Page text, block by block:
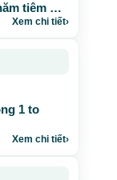
tiêm mỡ
Xem chi tiết›
1 to
Xem chi tiết›